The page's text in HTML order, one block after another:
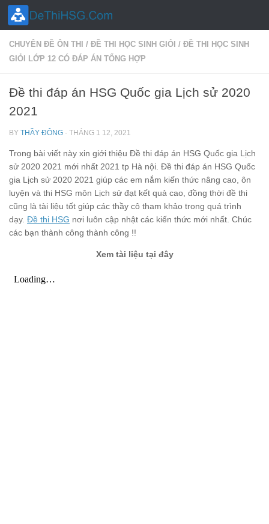
Skip to content
CHUYÊN ĐỀ ÔN THI / ĐỀ THI HỌC SINH GIỎI / ĐỀ THI HỌC SINH
GIỎI LỚP 12 CÓ ĐÁP ÁN TỔNG HỢP
Đề thi đáp án HSG Quốc gia Lịch sử 2020
2021
BY THẦY ĐÔNG · THÁNG 1 12, 2021
Trong bài viết này xin giới thiệu Đề thi đáp án HSG Quốc gia Lịch
sử 2020 2021 mới nhất 2021 tp Hà nội. Đề thi đáp án HSG Quốc
gia Lịch sử 2020 2021 giúp các em nắm kiến thức nâng cao, ôn
luyện và thi HSG môn Lịch sử đạt kết quả cao, đồng thời đề thi
cũng là tài liệu tốt giúp các thầy cô tham khảo trong quá trình
dạy. Đề thi HSG nơi luôn cập nhật các kiến thức mới nhất. Chúc
các bạn thành công thành công !!
Xem tài liệu tại đây